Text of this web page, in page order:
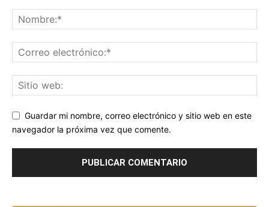
Guardar mi nombre, correo electrónico y sitio web en este
navegador la próxima vez que comente.